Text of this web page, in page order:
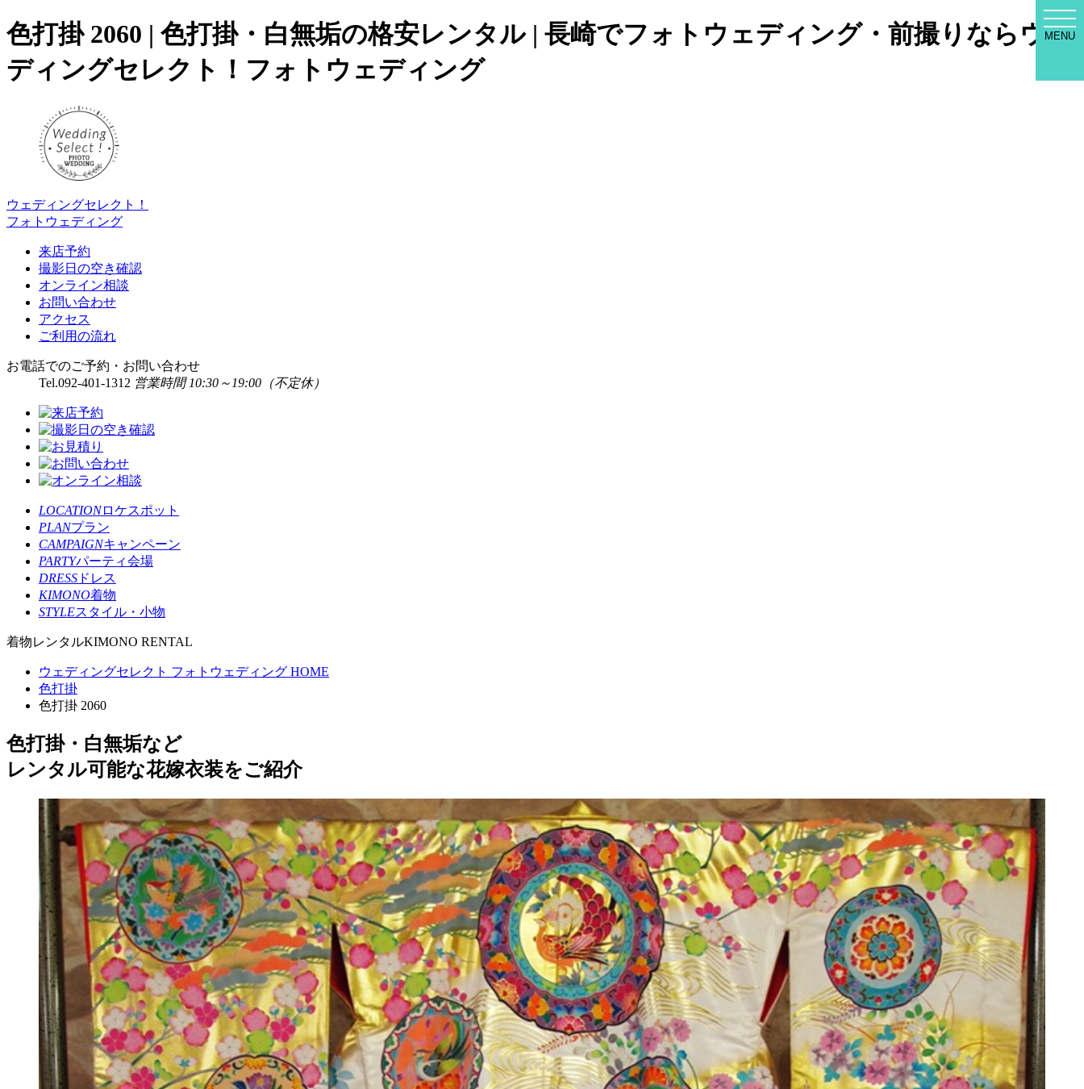
色打掛 2060 | 色打掛・白無垢の格安レンタル | 長崎でフォトウェディング・前撮りならウェ
ディングセレクト！フォトウェディング
ウェディングセレクト！
フォトウェディング
来店予約
撮影日の空き確認
オンライン相談
お問い合わせ
アクセス
ご利用の流れ
お電話でのご予約・お問い合わせ
Tel.092-401-1312 営業時間 10:30～19:00（不定休）
MENU
LOCATIONロケスポット
PLANプラン
CAMPAIGNキャンペーン
PARTYパーティ会場
DRESS ドレス
KIMONO着物
STYLEスタイル・小物
着物レンタルKIMONO RENTAL
ウェディングセレクト フォトウェディング HOME
色打掛
色打掛 2060
色打掛・白無垢など
レンタル可能な花嫁衣装をご紹介